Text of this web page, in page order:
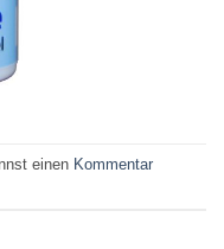
einen Kommentar